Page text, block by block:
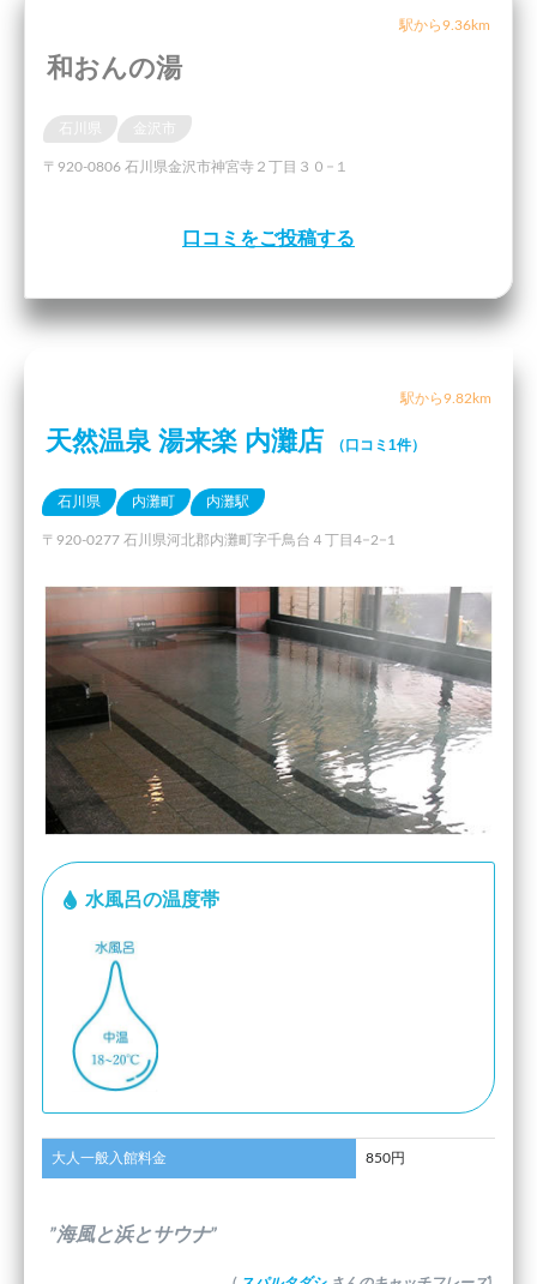
駅から9.36km
和おんの湯
石川県
〒920-0806 石川県金沢市神宮寺２丁目３０−１
口コミをご投稿する
駅から9.82km
天然温泉 湯来楽 内灘店 （口コミ1件）
石川県 内灘町 内灘駅
〒920-0277 石川県河北郡内灘町字千鳥台４丁目4−2−1
水風呂の温度帯
大人一般入館料金 850円
”海風と浜とサウナ”